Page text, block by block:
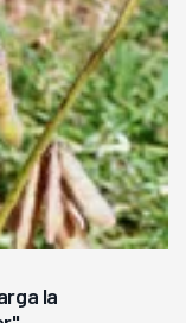
la